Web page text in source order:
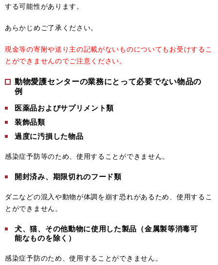
する可能性があります。
あらかじめご了承ください。
現金等の寄附や送り主の記載がないものについてもお受けするこ
とができませんのでご注意ください。
動物愛護センターの業務にとって必要でない物品の
例
医薬品およびサプリメント類
装飾品類
過度に汚損した物品
感染症予防等のため、使用することができません。
開封済み、期限切れのフード類
ダニなどの混入や動物が体調を崩す恐れがあるため、使用するこ
とができません。
犬、猫、その他動物に使用した製品（金属製等消毒可
能なものを除く）
感染症予防のため、使用することができません。